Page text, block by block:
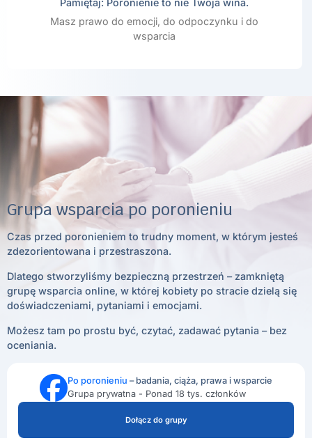
Pamiętaj: Poronienie to nie Twoja wina.
Masz prawo do emocji, do odpoczynku i do
wsparcia
Grupa wsparcia po poronieniu
Czas przed poronieniem to trudny moment, w którym jesteś
zdezorientowana i przestraszona.
Dlatego stworzyliśmy bezpieczną przestrzeń – zamkniętą
grupę wsparcia online, w której kobiety po stracie dzielą się
doświadczeniami, pytaniami i emocjami.
Możesz tam po prostu być, czytać, zadawać pytania – bez
oceniania.
Po poronieniu – badania, ciąża, prawa i wsparcie
Grupa prywatna - Ponad 18 tys. członków
Dołącz do grupy